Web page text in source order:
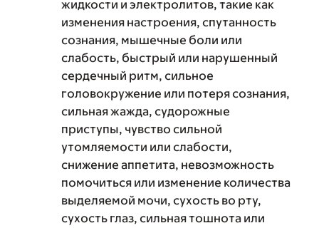
жидкости и электролитов, такие как
изменения настроения, спутанность
сознания, мышечные боли или
слабость, быстрый или нарушенный
сердечный ритм, сильное
головокружение или потеря сознания,
сильная жажда, судорожные
приступы, чувство сильной
утомляемости или слабости,
снижение аппетита, невозможность
помочиться или изменение количества
выделяемой мочи, сухость во рту,
сухость глаз, сильная тошнота или